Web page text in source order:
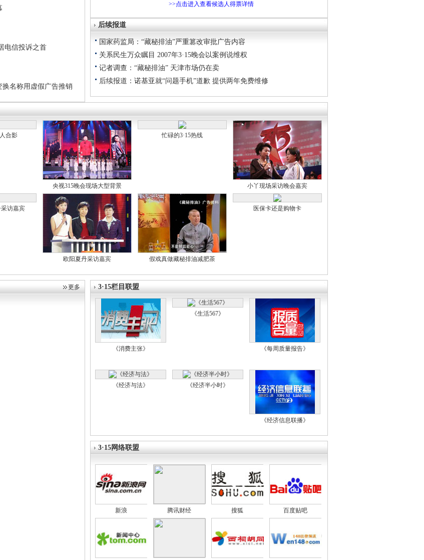
电信投诉之首
换名称用虚假广告推销
>>点击进入查看候选人得票详情
后续报道
国家药监局：“藏秘排油”严重篡改审批广告内容
关系民生万众瞩目 2007年3·15晚会以案例说维权
记者调查：“藏秘排油” 天津市场仍在卖
后续报道：诺基亚就“问题手机”道歉 提供两年免费维修
合影
央视315晚会现场大型背景
忙碌的3·15热线
小丫现场采访晚会嘉宾
访嘉宾
欧阳夏丹采访嘉宾 假戏真做藏秘排油减肥茶
医保卡还是购物卡
更多 3·15栏目联盟
《消费主张》
《生活567》
《每周质量报告》
《经济与法》 《经济半小时》
《经济信息联播》
3·15网络联盟
新浪 腾讯财经 搜狐 百度贴吧